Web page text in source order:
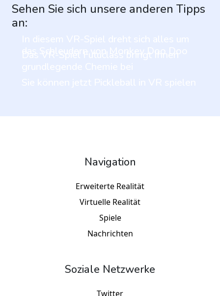
Sehen Sie sich unsere anderen Tipps
an:
Navigation
Erweiterte Realität
Virtuelle Realität
Spiele
Nachrichten
Soziale Netzwerke
Twitter